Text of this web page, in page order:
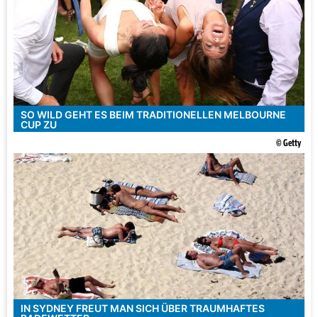
SO WILD GEHT ES BEIM TRADITIONELLEN MELBOURNE
CUP ZU
© Getty
IN SYDNEY FREUT MAN SICH ÜBER TRAUMHAFTES